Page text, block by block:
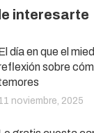
interesarte
día en que el
sobre
noviembre, 2025